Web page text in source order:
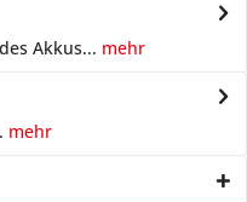
Akkus... mehr
mehr